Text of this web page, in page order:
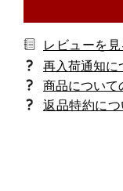
レビューを
商品について
返品特約につ